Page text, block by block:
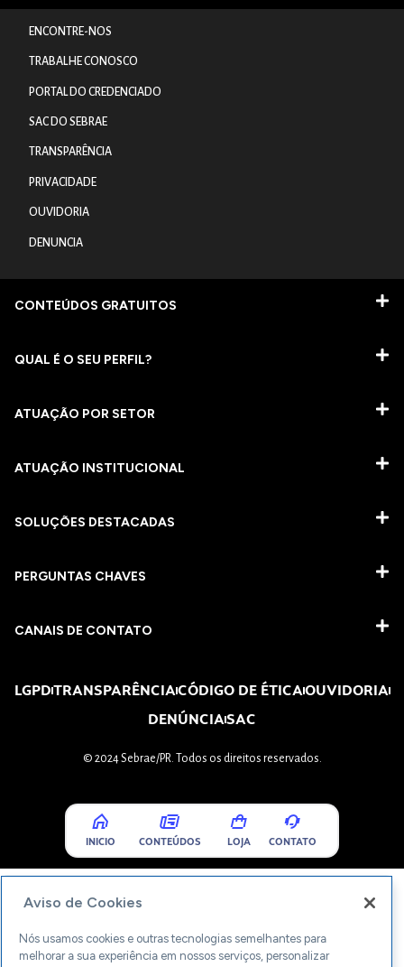
ENCONTRE-NOS
TRABALHE CONOSCO
PORTAL DO CREDENCIADO
SAC DO SEBRAE
TRANSPARÊNCIA
PRIVACIDADE
OUVIDORIA
DENUNCIA
CONTEÚDOS GRATUITOS
QUAL É O SEU PERFIL?
ATUAÇÃO POR SETOR
ATUAÇÃO INSTITUCIONAL
SOLUÇÕES DESTACADAS
PERGUNTAS CHAVES​
CANAIS DE CONTATO
LGPDTRANSPARÊNCIACÓDIGO DE ÉTICAOUVIDORIA
DENÚNCIASAC
© 2024 Sebrae/PR. Todos os direitos reservados.
INICIO CONTEÚDOS LOJA CONTATO
Aviso de Cookies
Nós usamos cookies e outras tecnologias semelhantes para
melhorar a sua experiência em nossos serviços, personalizar